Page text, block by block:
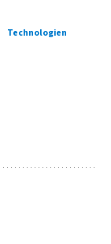
Technologien